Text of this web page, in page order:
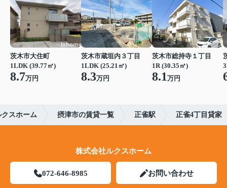
茨木市大住町
1LDK (39.77㎡)
8.7万円
茨木市蔵垣内３丁目
1LDK (25.21㎡)
8.3万円
茨木市総持寺１丁目
1R (30.35㎡)
8.1万円
スホーム 摂津市の賃貸一覧 正雀駅 正雀4丁目貸家
株式会社ルクスホーム
072-646-8985 お問い合わせ